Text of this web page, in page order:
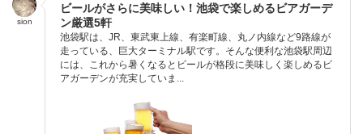
sion
ビールがさらに美味しい！池袋で楽しめるビアガーデ
ン厳選5軒
池袋駅は、JR、東武東上線、有楽町線、丸ノ内線など9路線が
走っている、巨大ターミナル駅です。そんな便利な池袋駅周辺
には、これから暑くなるとビールが格段に美味しく楽しめるビ
アガーデンが充実していま...